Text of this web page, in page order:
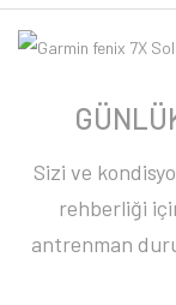
Sizi ve
rehberliği
antrenman